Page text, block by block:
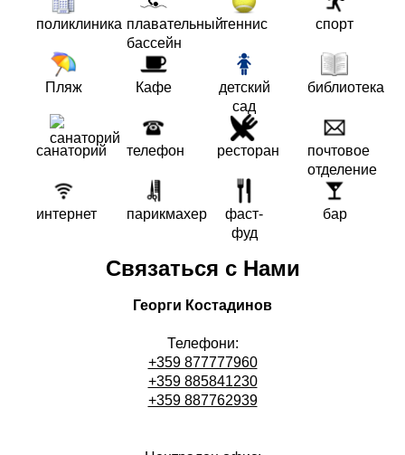
поликлиника плавательный
бассейн
теннис спорт
Пляж Кафе
детский
сад
библиотека
санаторий телефон ресторан
почтовое
отделение
интернет парикмахер
фаст-
фуд
бар
Связаться с Нами
Георги Костадинов
Телефони:
+359 877777960
+359 885841230
+359 887762939